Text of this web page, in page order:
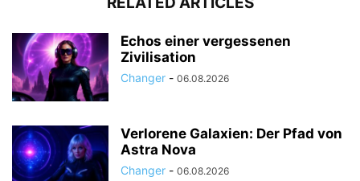
Echos einer vergessenen
Zivilisation
Changer - 06.08.2026
Verlorene Galaxien: Der Pfad von
Astra Nova
Changer - 06.08.2026